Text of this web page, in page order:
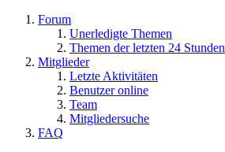
Forum
Unerledigte Themen
Themen der letzten 24 Stunden
Mitglieder
Letzte Aktivitäten
Benutzer online
Team
Mitgliedersuche
FAQ